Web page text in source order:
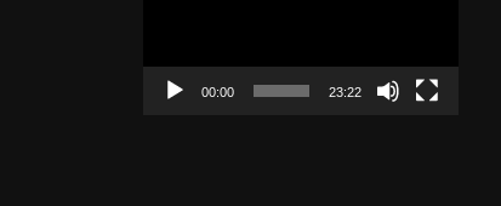
00:00 23:22